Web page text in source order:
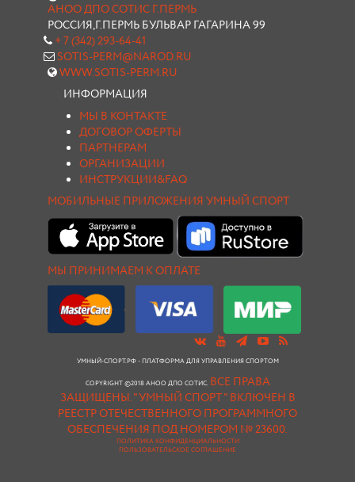
АНОО ДПО СОТИС Г.ПЕРМЬ
РОССИЯ,Г.ПЕРМЬ БУЛЬВАР ГАГАРИНА 99
+ 7 (342) 293-64-41
SOTIS-PERM@NAROD.RU
WWW.SOTIS-PERM.RU
ИНФОРМАЦИЯ
МЫ В КОНТАКТЕ
ДОГОВОР ОФЕРТЫ
ПАРТНЕРАМ
ОРГАНИЗАЦИИ
ИНСТРУКЦИИ&FAQ
МОБИЛЬНЫЕ ПРИЛОЖЕНИЯ УМНЫЙ СПОРТ
МЫ ПРИНИМАЕМ К ОПЛАТЕ
УМНЫЙ-СПОРТ.РФ - ПЛАТФОРМА ДЛЯ УПРАВЛЕНИЯ СПОРТОМ
COPYRIGHT ©2018 АНОО ДПО СОТИС. ВСЕ ПРАВА
ЗАЩИЩЕНЫ."УМНЫЙ СПОРТ " ВКЛЮЧЕН В
РЕЕСТР ОТЕЧЕСТВЕННОГО ПРОГРАММНОГО
ОБЕСПЕЧЕНИЯ ПОД НОМЕРОМ № 23600.
ПОЛИТИКА КОНФИДЕНЦИАЛЬНОСТИ
ПОЛЬЗОВАТЕЛЬСКОЕ СОГЛАШЕНИЕ